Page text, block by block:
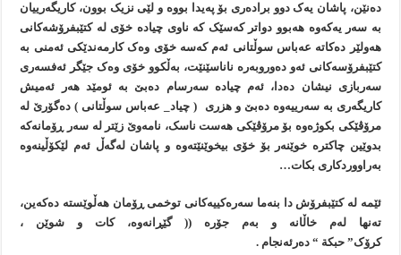
دەنێن، پاشان يەک دوو برادەری بۆ پەيدا بووە و لێی نزيک بوون، کاريگەرييان
بە سەر يەکەوە هەبوو دواتر کەسێک کە ناوی چيادە خۆی لە کتێبفرۆشەکانی
هەولێر دەکاتە عەباس سوڵتانی ئەم کەسە خۆی وەک کارمەندێکی ئەمنی بە
کتێبفرۆسەکانی ئەو دەوروبەرە ناناسێنێت، بەڵکوو خۆی وەک جێگر ئەفسەری
سەربازی نيشان دەدا، ئەم چيادە سەرسام دەبێ بە ئومێد هەر ئەميش
کاريگەری بە سەرييەوە دەبێ و هزری ( چياد_ عەباس سوڵتانی ) دەگۆرێ لە
مرۆڤێکی بکوژەوە بۆ مرۆڤێکی هەست ناسک، نامەوێ زێتر لە سەر ڕۆمانەکە
بدوێين چاکترە خوێنەر بۆ خۆی بيخوێنێتەوە و پاشان لەگەڵ ئەم لێکۆڵينەوە
بەراووردکاری بکات…
ئێمە لە کتێبفرۆش دا بنەما سەرەکييەکانی توخمی ڕۆمان هەڵوێستە دەکەين،
تەنها لەم خاڵانە و بەم جۆرە (( گێڕانەوە، کات و شوێن ،
کرۆک” حبکة “ دەرئەنجام .